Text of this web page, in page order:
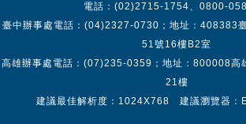
電話：(02)2715-1754、0800-
臺中辦事處電話：(04)2327-0730；地址：408383
51號16樓B2室
高雄辦事處電話：(07)235-0359；地址：800008高
21樓
建議最佳解析度：1024X768 建議瀏覽器：